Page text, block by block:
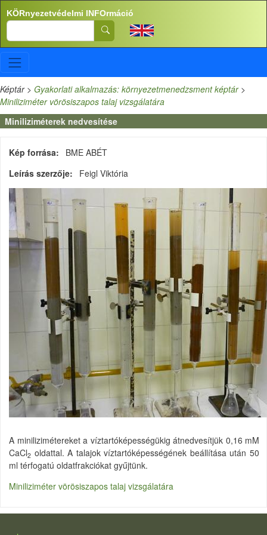
Ugrás a tartalomra
KÖRnyezetvédelmi INFOrmáció
Search
Képtár> Gyakorlati alkalmazás: környezetmenedzsment képtár>
Miniliziméter vörösiszapos talaj vizsgálatára
Miniliziméterek nedvesítése
Kép forrása
BME ABÉT
Leírás szerzője
Feigl Viktória
A minilizimétereket a víztartóképességükig átnedvesítjük 0,16 mM
CaCl2 oldattal. A talajok víztartóképességének beállítása után 50
ml térfogatú oldatfrakciókat gyűjtünk.
Miniliziméter vörösiszapos talaj vizsgálatára
LÁBLÉC